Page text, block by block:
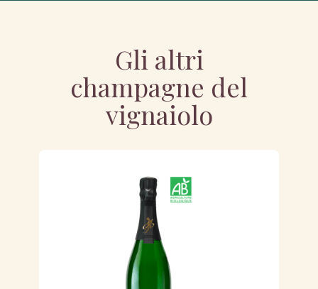
Gli altri
champagne del
vignaiolo